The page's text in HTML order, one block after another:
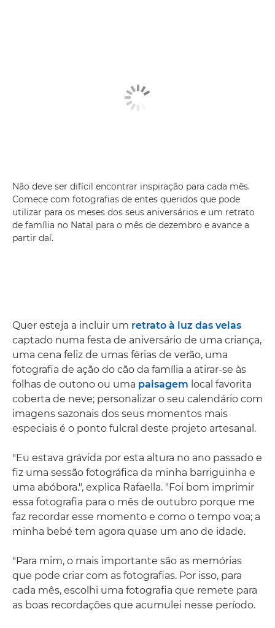
Não deve ser difícil encontrar inspiração para cada mês.
Comece com fotografias de entes queridos que pode
utilizar para os meses dos seus aniversários e um retrato
de família no Natal para o mês de dezembro e avance a
partir daí.
Quer esteja a incluir um retrato à luz das velas
captado numa festa de aniversário de uma criança,
uma cena feliz de umas férias de verão, uma
fotografia de ação do cão da família a atirar-se às
folhas de outono ou uma paisagem local favorita
coberta de neve; personalizar o seu calendário com
imagens sazonais dos seus momentos mais
especiais é o ponto fulcral deste projeto artesanal.
"Eu estava grávida por esta altura no ano passado e
fiz uma sessão fotográfica da minha barriguinha e
uma abóbora.", explica Rafaella. "Foi bom imprimir
essa fotografia para o mês de outubro porque me
faz recordar esse momento e como o tempo voa; a
minha bebé tem agora quase um ano de idade.
"Para mim, o mais importante são as memórias
que pode criar com as fotografias. Por isso, para
cada mês, escolhi uma fotografia que remete para
as boas recordações que acumulei nesse período.